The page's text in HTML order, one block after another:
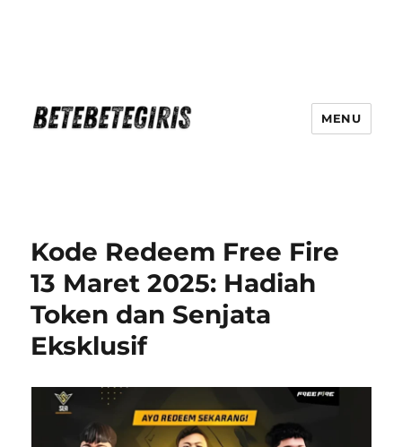
Ki Hadir Di Website Terpercaya
MENU
Kode Redeem Free Fire
13 Maret 2025: Hadiah
Token dan Senjata
Eksklusif